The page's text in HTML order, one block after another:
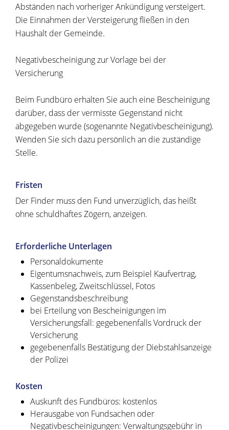
Abständen nach vorheriger Ankündigung versteigert.
Die Einnahmen der Versteigerung fließen in den
Haushalt der Gemeinde.
Negativbescheinigung zur Vorlage bei der
Versicherung
Beim Fundbüro erhalten Sie auch eine Bescheinigung
darüber, dass der vermisste Gegenstand nicht
abgegeben wurde (sogenannte Negativbescheinigung).
Wenden Sie sich dazu persönlich an die zuständige
Stelle.
Fristen
Der Finder muss den Fund unverzüglich, das heißt
ohne schuldhaftes Zögern, anzeigen.
Erforderliche Unterlagen
Personaldokumente
Eigentumsnachweis, zum Beispiel Kaufvertrag,
Kassenbeleg, Zweitschlüssel, Fotos
Gegenstandsbeschreibung
bei Erteilung von Bescheinigungen im
Versicherungsfall: gegebenenfalls Vordruck der
Versicherung
gegebenenfalls Bestätigung der Diebstahlsanzeige
der Polizei
Kosten
Auskunft des Fundbüros: kostenlos
Herausgabe von Fundsachen oder
Negativbescheinigungen: Verwaltungsgebühr in